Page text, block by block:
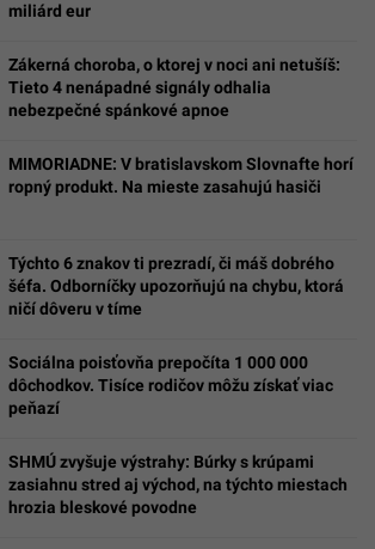
miliárd eur
Zákerná choroba, o ktorej v noci ani netušíš:
Tieto 4 nenápadné signály odhalia
nebezpečné spánkové apnoe
MIMORIADNE: V bratislavskom Slovnafte horí
ropný produkt. Na mieste zasahujú hasiči
Týchto 6 znakov ti prezradí, či máš dobrého
šéfa. Odborníčky upozorňujú na chybu, ktorá
ničí dôveru v tíme
Sociálna poisťovňa prepočíta 1 000 000
dôchodkov. Tisíce rodičov môžu získať viac
peňazí
SHMÚ zvyšuje výstrahy: Búrky s krúpami
zasiahnu stred aj východ, na týchto miestach
hrozia bleskové povodne